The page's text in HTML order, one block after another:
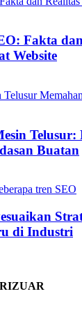
Fakta
Website
Telusur:
Buatan
di Industri